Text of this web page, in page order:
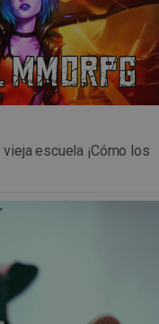
escuela ¡Cómo los